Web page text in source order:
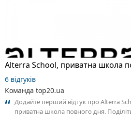
6 відгуків
Команда top20.ua
Додайте перший відгук про Alterra
приватна школа повного дня.